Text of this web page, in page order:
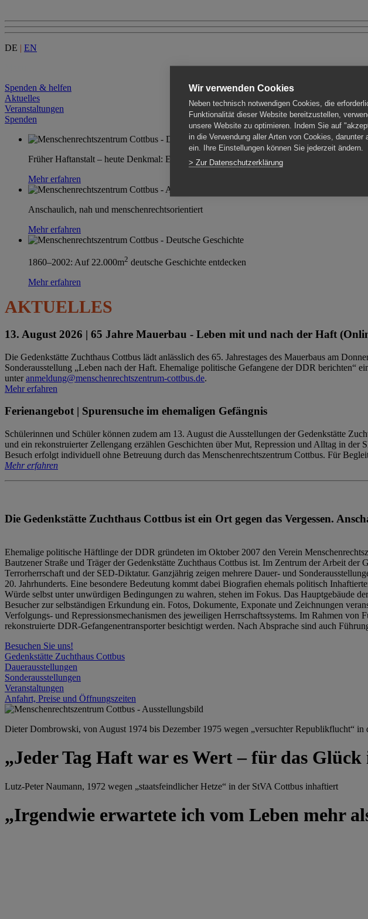
DE | EN
Spenden & helfen
Aktuelles
Veranstaltungen
Spenden
Früher Haftanstalt – heute Denkmal: Einen Ort im Wandel erleben
Mehr erfahren
Anschaulich, nah und menschenrechtsorientiert
Mehr erfahren
1860–2002: Auf 22.000m2 deutsche Geschichte entdecken
Mehr erfahren
AKTUELLES
13. August 2026 | 65 Jahre Mauerbau - Leben mit und nach der Haft
Die Gedenkstätte Zuchthaus Cottbus lädt anlässlich des 65. Jahrestages des Mauerbaus am
Sonderausstellung „Leben nach der Haft. Ehemalige politische Gefangene der DDR
unteranmeldung@menschenrechtszentrum-cottbus.de.
Mehr erfahren
Ferienangebot | Spurensuche im ehemaligen Gefängnis
Schülerinnen und Schüler können zudem am 13. August die Ausstellungen der Gedenkstätte
und ein rekonstruierter Zellengang erzählen Geschichten über Mut, Repression und Alltag in
Besuch erfolgt individuell ohne Betreuung durch das Menschenrechtszentrum Cottbus. Für
Mehr erfahren
Die Gedenkstätte Zuchthaus Cottbus ist ein Ort gegen das Vergessen.
Ehemalige politische Häftlinge der DDR gründeten im Oktober 2007 den Verein
Bautzener Straße und Träger der Gedenkstätte Zuchthaus Cottbus ist. Im Zentrum der Arbeit
Terrorherrschaft und der SED-Diktatur. Ganzjährig zeigen mehrere Dauer- und
20. Jahrhunderts. Eine besondere Bedeutung kommt dabei Biografien ehemals politisch
Würde selbst unter unwürdigen Bedingungen zu wahren, stehen im Fokus. Das Hauptgebäude
Besucher zur selbständigen Erkundung ein. Fotos, Dokumente, Exponate und Zeichnungen
Verfolgungs- und Repressionsmechanismen des jeweiligen Herrschaftssystems. Im Rahmen
rekonstruierte DDR-Gefangenentransporter besichtigt werden. Nach Absprache sind auch
Besuchen Sie uns!
Gedenkstätte Zuchthaus Cottbus
Dauerausstellungen
Sonderausstellungen
Veranstaltungen
Anfahrt, Preise und Öffnungszeiten
Dieter Dombrowski, von August 1974 bis Dezember 1975 wegen „versuchter Republikflucht“
„Jeder Tag Haft war es Wert – für das
Lutz-Peter Naumann, 1972 wegen „staatsfeindlicher Hetze“ in der StVA Cottbus inhaftiert
„Irgendwie erwartete ich vom Leben mehr
Wir verwenden Cookies
Neben technisch notwendigen Cookies, die
Funktionalität dieser Website bereitzustellen,
unsere Website zu optimieren. Indem Sie auf
in die Verwendung aller Arten von Cookies, darunter
ein. Ihre Einstellungen können Sie jederzeit ändern.
> Zur Datenschutzerklärung